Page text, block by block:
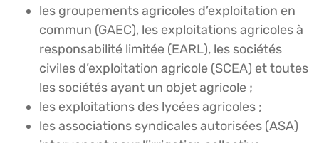
les groupements agricoles d’exploitation en
commun (GAEC), les exploitations agricoles à
responsabilité limitée (EARL), les sociétés
civiles d’exploitation agricole (SCEA) et toutes
les sociétés ayant un objet agricole ;
les exploitations des lycées agricoles ;
les associations syndicales autorisées (ASA)